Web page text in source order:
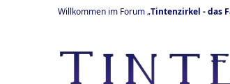
Willkommen im Forum „Tintenzirkel - das